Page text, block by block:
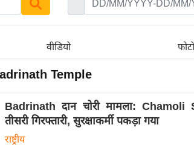
वीडियो फोटो
Temple
Badrinath दान चोरी मामला:
तीसरी गिरफ्तारी, सुरक्षाकर्मी पकड़ा गया
राष्ट्रीय